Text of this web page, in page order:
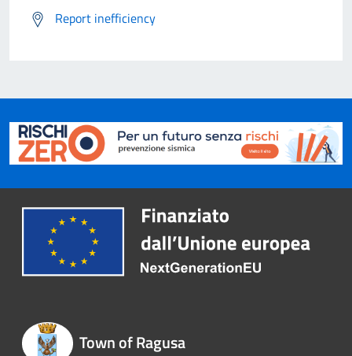
Report inefficiency
Town of Ragusa